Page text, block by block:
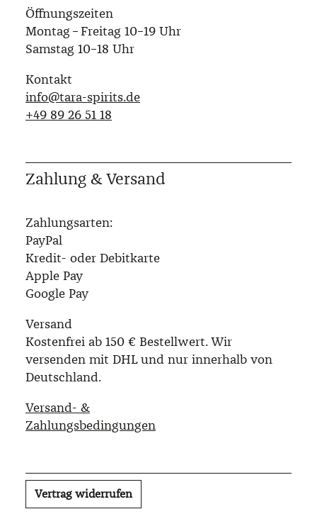
Öffnungszeiten
Montag – Freitag 10–19 Uhr
Samstag 10–18 Uhr
Kontakt
info@tara-spirits.de
‭+49 89 26 51 18‬
Zahlung & Versand
Zahlungsarten:
PayPal
Kredit- oder Debitkarte
Apple Pay
Google Pay
Versand
Kostenfrei ab 150 € Bestellwert. Wir
versenden mit DHL und nur innerhalb von
Deutschland.
Versand- &
Zahlungsbedingungen
Vertrag widerrufen